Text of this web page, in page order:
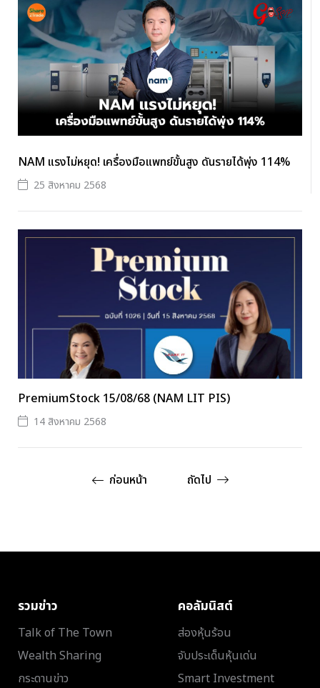
NAM แรงไม่หยุด! เครื่องมือแพทย์ขั้นสูง ดันรายได้พุ่ง 114%
25 สิงหาคม 2568
PremiumStock 15/08/68 (NAM LIT PIS)
14 สิงหาคม 2568
ก่อนหน้า ถัดไป
รวมข่าว
Talk of The Town
Wealth Sharing
กระดานข่าว
คอลัมนิสต์
ส่องหุ้นร้อน
จับประเด็นหุ้นเด่น
Smart Investment